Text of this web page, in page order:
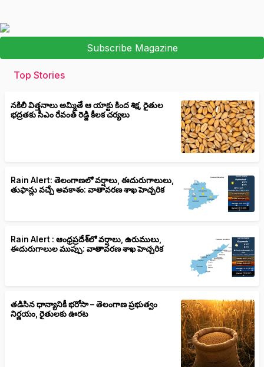
Subscribe Magazine
Top Stories
నకిలీ విత్తనాలు అమ్మితే ఆ యాక్టు కింద శిక్ష, రైతుల
భద్రతకు సీఎం రేవంత్ రెడ్డి కీలక చర్యలు
Rain Alert: తెలంగాణలో వర్షాలు, ఈదురుగాలులు,
తుఫాన్లు వచ్చే అవకాశం: వాతావరణ శాఖ హెచ్చరిక
Rain Alert : ఆంధ్రప్రదేశ్‌లో వర్షాలు, ఉరుములు,
ఈదురుగాలుల ముప్పు: వాతావరణ శాఖ హెచ్చరిక
తడిసిన ధాన్యానికీ భరోసా – తెలంగాణ ప్రభుత్వం
నిర్ణయం, రైతులకు ఊరట